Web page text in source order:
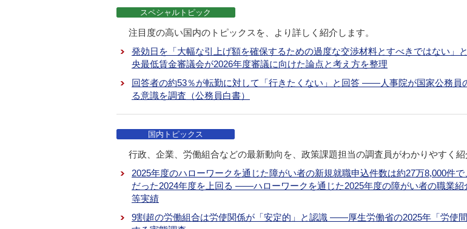
スペシャルトピック
注目度の高い国内のトピックスを、より詳しく紹介します。
発効日を「大幅な引上げ額を確保するための過度な交渉材料とすべきではない
央最低賃金審議会が2026年度審議に向けた論点と考え方を整理
回答者の約53％が転勤に対して「行きたくない」と回答 ――人事院が国家公務員
る意識を調査（公務員白書）
国内トピックス
行政、企業、労働組合などの最新動向を、政策課題担当の調査員がわかりやすく紹
2025年度のハローワークを通じた障がい者の新規就職申込件数は約27万8,000件で
だった2024年度を上回る ――ハローワークを通じた2025年度の障がい者の職業紹
等実績
9割超の労働組合は労使関係が「安定的」と認識 ――厚生労働省の2025年「労使